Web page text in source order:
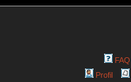
FAQ
Profil